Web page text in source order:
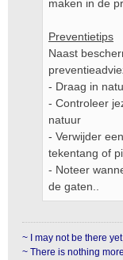
maken in de
Preventietips
Naast
- Draag in
- Controleer
natuur
- Verwijder
tekentang of
- Noteer
de gaten..
~ I may not be there
~ There is nothing